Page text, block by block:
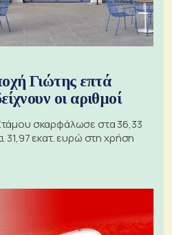
Γιώτης επτά
οι αριθμοί
σκαρφάλωσε στα 36,33
31,97 εκατ. ευρώ στη χρήση